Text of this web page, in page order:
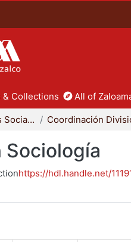
& Collections All of
División de Ciencias Sociales y Humanidades
Sociología
https://hdl.handle.net/